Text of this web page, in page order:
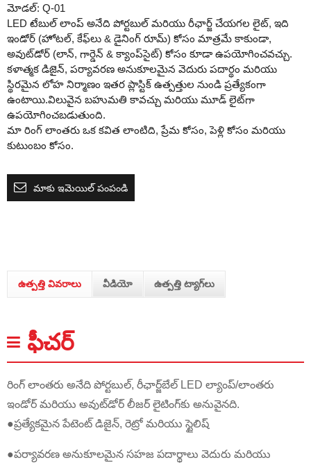
మోడల్: Q-01
LED టేబుల్ లాంప్ అనేది పోర్టబుల్ మరియు రీఛార్జ్ చేయగల లైట్, ఇది
ఇండోర్ (హోటల్, కేఫ్‌లు & డైనింగ్ రూమ్) కోసం మాత్రమే కాకుండా,
అవుట్‌డోర్ (లాన్, గార్డెన్ & క్యాంప్‌సైట్) కోసం కూడా ఉపయోగించవచ్చు.
కళాత్మక డిజైన్, పర్యావరణ అనుకూలమైన వెదురు పదార్థం మరియు
స్థిరమైన లోహ నిర్మాణం ఇతర ప్లాస్టిక్ ఉత్పత్తుల నుండి ప్రత్యేకంగా
ఉంటాయి.విలువైన బహుమతి కావచ్చు మరియు మూడ్ లైట్‌గా
ఉపయోగించబడుతుంది.
మా రింగ్ లాంతరు ఒక కవిత లాంటిది, ప్రేమ కోసం, పెళ్లి కోసం మరియు
కుటుంబం కోసం.
మాకు ఇమెయిల్ పంపండి
ఉత్పత్తి వివరాలు వీడియో ఉత్పత్తి ట్యాగ్‌లు
ఫీచర్
రింగ్ లాంతరు అనేది పోర్టబుల్, రీఛార్జ్‌బేల్ LED ల్యాంప్/లాంతరు
ఇండోర్ మరియు అవుట్‌డోర్ లీజర్ లైటింగ్‌కు అనువైనది.
●ప్రత్యేకమైన పేటెంట్ డిజైన్, రెట్రో మరియు స్టైలిష్
●పర్యావరణ అనుకూలమైన సహజ పదార్థాలు వెదురు మరియు